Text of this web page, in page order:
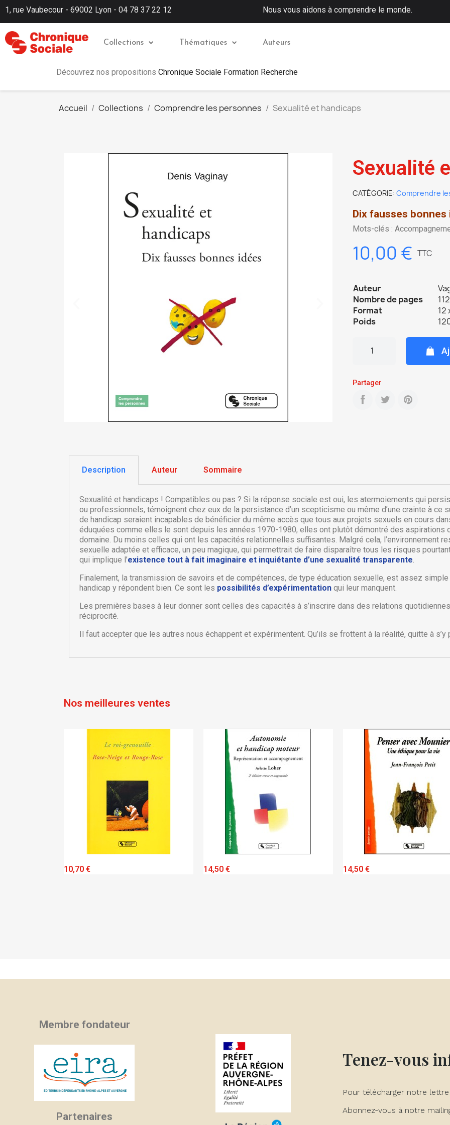
Ajouter à ma liste d'envies
Créer une liste d'envies
d'envies.
1, rue Vaubecour - 69002 Lyon - 04 78 37 22 12 Nous vous aidons à comprendre le monde.
Collections Thématiques Auteurs
Découvrez nos propositions Chronique Sociale Formation Recherche
Accueil Collections Comprendre les personnes Sexualité et handicaps
Sexualité
CATÉGORIE Comprendre
Dix fausses bonnes
Mots-clés :
10,00 € TTC
Auteur
Nombre de pages
Format
12
Poids
Partager
Description Auteur Sommaire
Sexualité et handicaps ! Compatibles ou pas ? Si la réponse sociale est oui, les atermoiements qui
ou professionnels, témoignent chez eux de la persistance d’un scepticisme ou même d’une crainte à ce
de handicap seraient incapables de bénéficier du même accès que tous aux projets sexuels en cours
éduquées comme elles le sont depuis les années 1970-1980, elles ont plutôt démontré des aspirations
domaine. Du moins celles qui ont les capacités relationnelles suffisantes. Malgré cela, l’environnement
sexuelle adaptée et efficace, un peu magique, qui permettrait de faire disparaître tous les risques
qui implique l’existence tout à fait imaginaire et inquiétante d’une sexualité transparente.
Finalement, la transmission de savoirs et de compétences, de type éducation sexuelle, est assez
handicap y répondent bien. Ce sont les possibilités d’expérimentation qui leur manquent.
Les premières bases à leur donner sont celles des capacités à s’inscrire dans des relations
réciprocité.
Il faut accepter que les autres nous échappent et expérimentent. Qu’ils se frottent à la réalité, quitte à s’y
Nos meilleures ventes
10,70 € 14,50 € 14,50 €
Membre fondateur
Partenaires
Tenez-vous
Pour télécharger notre
Abonnez-vous à notre